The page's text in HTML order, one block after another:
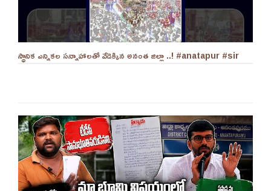
స్థానిక ఎన్నికల సన్నాహాలతో వేడెక్కిన అనంత జిల్లా ..! #anatapur #sir